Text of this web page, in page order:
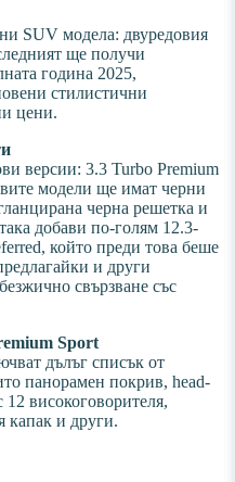
SUV модела: двуредовия
ще получи
година 2025,
стилистични
цени.
версии: 3.3 Turbo Premium
модели ще имат черни
черна решетка и
добави по-голям 12.3-
който преди това беше
и други
свързване със
Sport
дълъг списък от
панорамен покрив, head-
високоговорителя,
капак и други.